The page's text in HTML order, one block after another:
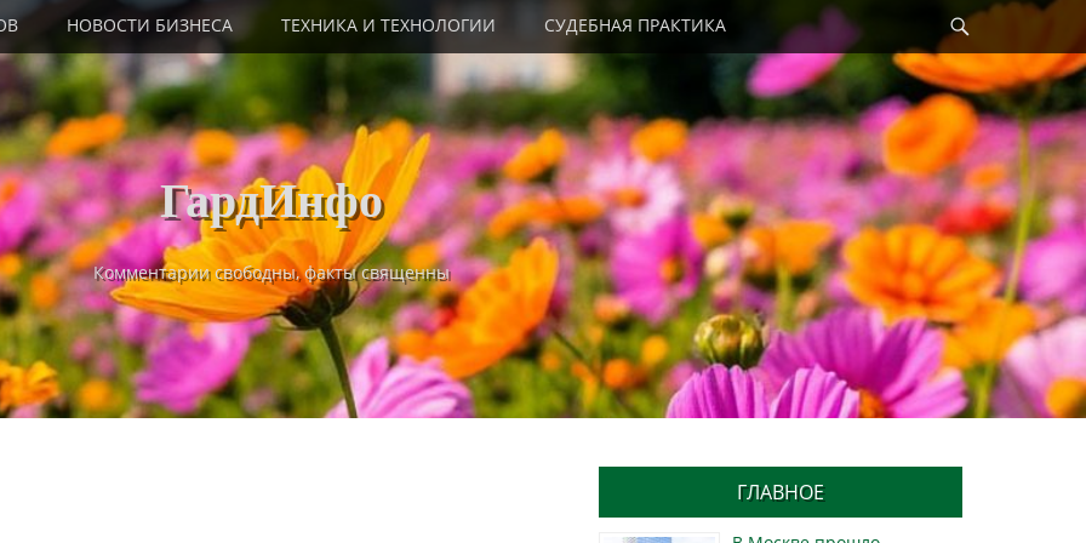
НОВОСТИ БИЗНЕСА ТЕХНИКА И ТЕХНОЛОГИИ СУДЕБНАЯ ПРАКТИКА
Найти
ГардИнфо
Комментарии свободны, факты священны
ГЛАВНОЕ